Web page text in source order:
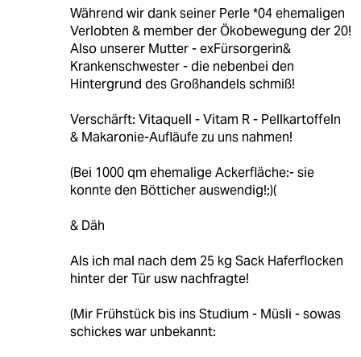
Während wir dank seiner Perle *04 ehemaligen
Verlobten & member der Ökobewegung der 20!
Also unserer Mutter - exFürsorgerin&
Krankenschwester - die nebenbei den
Hintergrund des Großhandels schmiß!
Verschärft: Vitaquell - Vitam R - Pellkartoffeln
& Makaronie-Aufläufe zu uns nahmen!
(Bei 1000 qm ehemalige Ackerfläche:- sie
konnte den Bötticher auswendig!;)(
& Däh
Als ich mal nach dem 25 kg Sack Haferflocken
hinter der Tür usw nachfragte!
(Mir Frühstück bis ins Studium - Müsli - sowas
schickes war unbekannt: